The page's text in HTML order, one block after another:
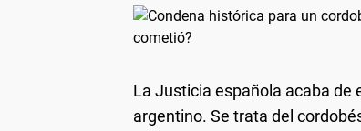
La Justicia española acaba de
argentino. Se trata del